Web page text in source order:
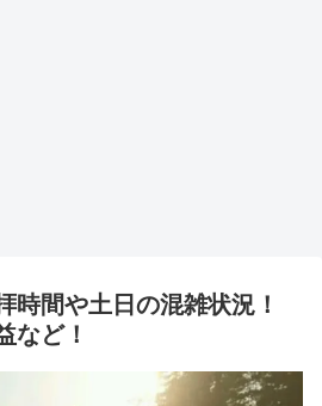
時間や土日の混雑状況！
など！